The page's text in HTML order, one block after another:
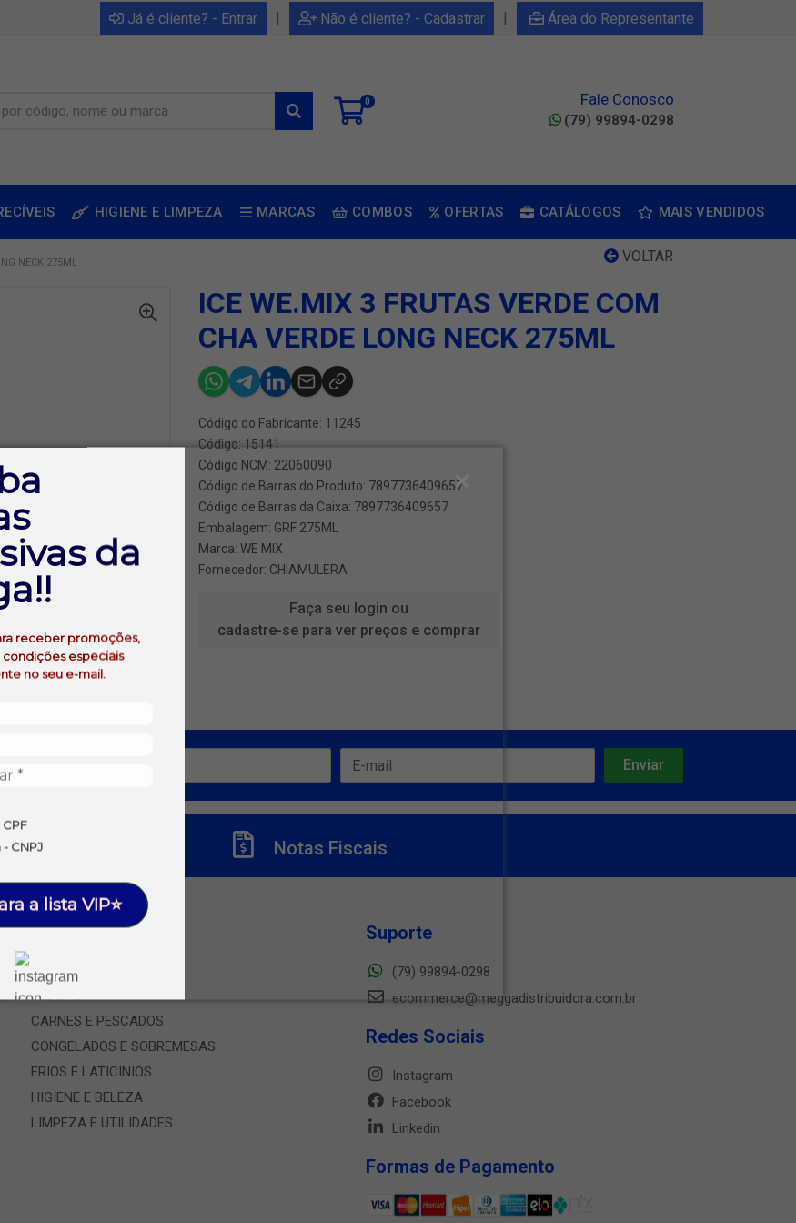
da
receber promoções,
condições especiais
no seu e-mail.
CPF
CNPJ
a lista VIP⭐
Já é cliente? - Entrar | Não é cliente? - Cadastrar | Área do Representante
0 Fale Conosco
(79) 99894-0298
HIGIENE E LIMPEZA MARCAS COMBOS OFERTAS CATÁLOGOS MAIS VENDIDOS
VOLTAR
NECK 275ML
ICE WE.MIX 3 FRUTAS VERDE COM
CHA VERDE LONG NECK 275ML
Código do Fabricante: 11245
Código: 15141
Código NCM: 22060090
Código de Barras do Produto: 7897736409657
Código de Barras da Caixa: 7897736409657
Embalagem: GRF 275ML
Marca: WE MIX
Fornecedor: CHIAMULERA
Faça seu login ou
cadastre-se para ver preços e comprar
Notas Fiscais
Departamentos
ALIMENTOS
BEBIDAS
CARNES E PESCADOS
CONGELADOS E SOBREMESAS
FRIOS E LATICINIOS
HIGIENE E BELEZA
LIMPEZA E UTILIDADES
Suporte
(79) 99894-0298
ecommerce@meggadistribuidora.com.br
Redes Sociais
Instagram
Facebook
Linkedin
Formas de Pagamento